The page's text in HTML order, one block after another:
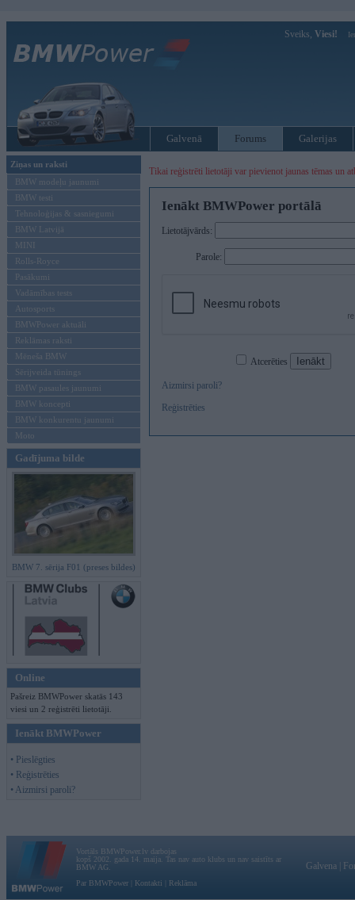
Sveiks, Viesi!
Galvenā Forums Galerijas
Ziņas un raksti
BMW modeļu jaunumi
BMW testi
Tehnoloģijas & sasniegumi
BMW Latvijā
MINI
Rolls-Royce
Pasākumi
Vadāmības tests
Autosports
BMWPower aktuāli
Reklāmas raksti
Mēneša BMW
Sērijveida tūnings
BMW pasaules jaunumi
BMW koncepti
BMW konkurentu jaunumi
Moto
Gadījuma bilde
BMW 7. sērija F01 (preses bildes)
Online
Pašreiz BMWPower skatās 143
viesi un 2 reģistrēti lietotāji.
Ienākt BMWPower
• Pieslēgties
• Reģistrēties
• Aizmirsi paroli?
Tikai reģistrēti lietotāji var pievienot jaunas tēmas un
Ienākt BMWPower portālā
Lietotājvārds:
Parole:
Atcerēties
Aizmirsi paroli?
Reģistrēties
Vortāls BMWPower.lv darbojas
kopš 2002. gada 14. maija. Tas nav auto klubs un nav saistīts ar
BMW AG.
Par BMWPower
Kontakti Reklāma
Galvena